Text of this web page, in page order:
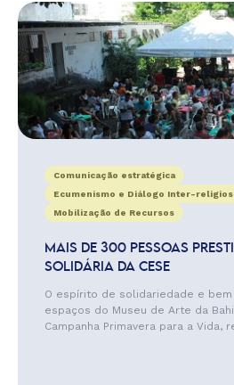
Comunicação estratégica
Ecumenismo e Diálogo Inter-
Mobilização de Recursos
MAIS DE 300 PESSOAS
SOLIDÁRIA DA CESE
O espírito de solidariedade e bem
espaços do Museu de Arte da
Campanha Primavera para a Vida,